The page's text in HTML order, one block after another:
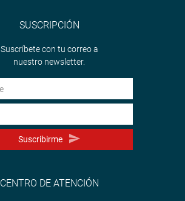
SUSCRIPCIÓN
Suscríbete con tu correo a
nuestro newsletter.
Suscribirme
CENTRO DE ATENCIÓN